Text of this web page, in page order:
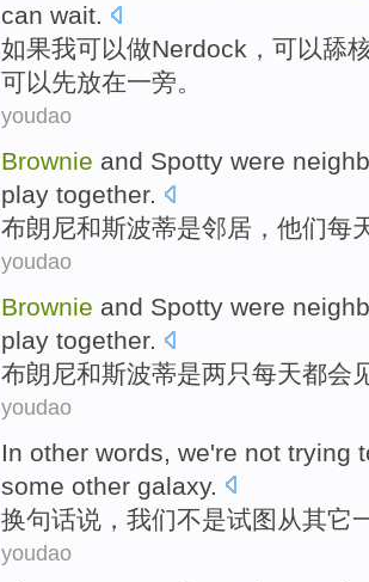
can wait.
如果我可以做Nerdock ， 可以舔
可以先放在一旁。
youdao
Brownie and Spotty were
play together.
布朗尼和斯波蒂是邻居 ， 他们每
youdao
Brownie and Spotty were
play together.
布朗尼和斯波蒂是两只每天都会
youdao
In other words we're not trying
some other galaxy.
换句话说， 我们不是试图 从其它
youdao